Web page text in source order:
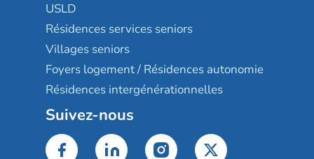
USLD
Résidences services seniors
Villages seniors
Foyers logement / Résidences autonomie
Résidences intergénérationnelles
Suivez-nous